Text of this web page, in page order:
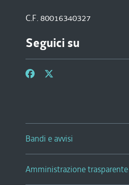
C.F. 80016340327
Seguici su
Bandi e avvisi
Amministrazione trasparente